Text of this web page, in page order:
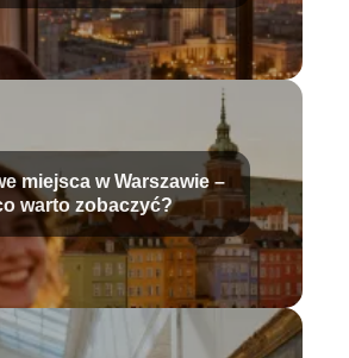
miejsca w Warszawie –
warto zobaczyć?